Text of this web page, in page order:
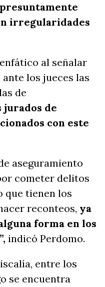
irregularidades
al señalar
los jueces las
de
jurados de
con este
aseguramiento
cometer delitos
que tienen los
reconteos, ya
forma en los
indicó Perdomo.
entre los
se encuentra